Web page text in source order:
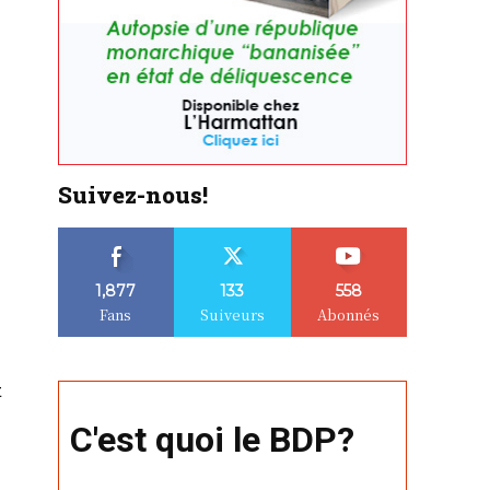
Suivez-nous!
1,877
Fans
133
Suiveurs
558
Abonnés
C'est quoi le BDP?